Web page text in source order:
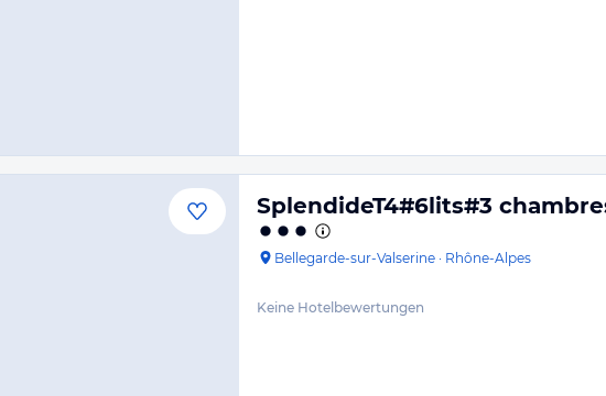
SplendideT4#6lits#3
Bellegarde-sur-Valserine · Rhône-Alpes
Keine Hotelbewertungen